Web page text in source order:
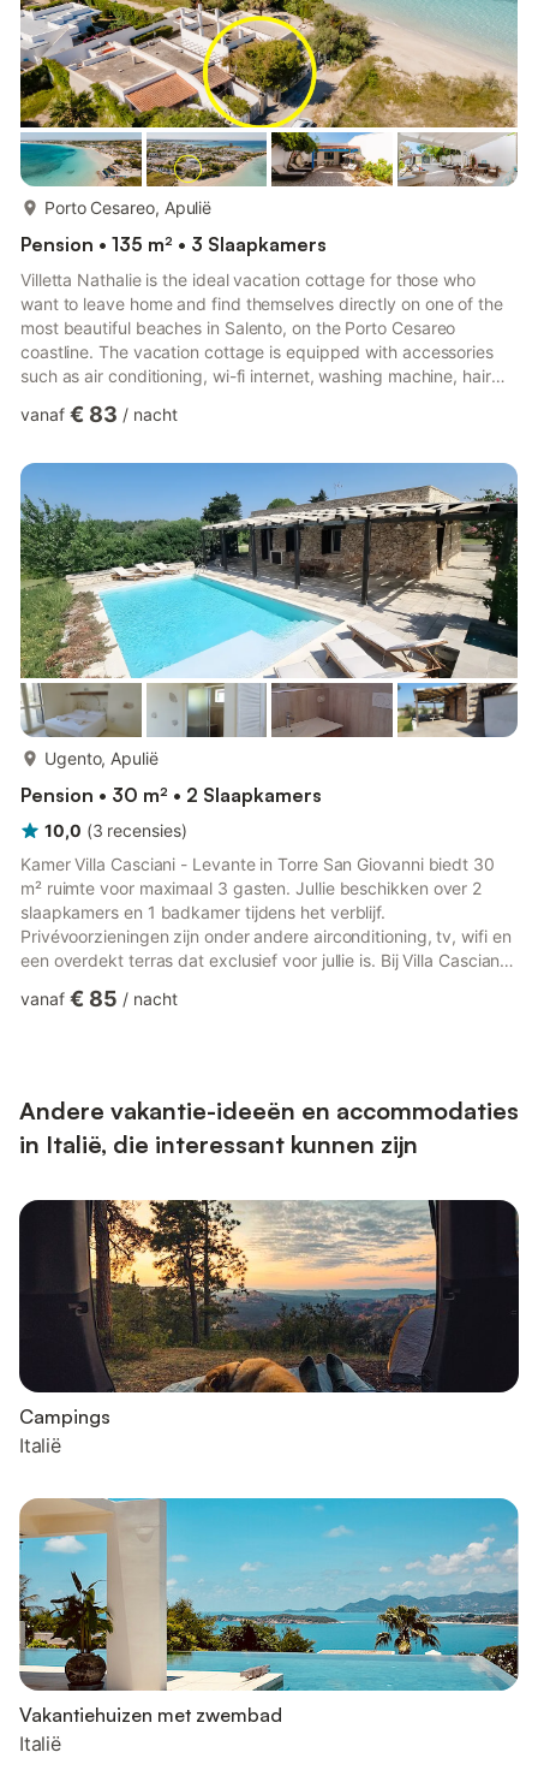
Porto Cesareo, Apulië
Pension • 135 m² • 3 Slaapkamers
Villetta Nathalie is the ideal vacation cottage for those who
want to leave home and find themselves directly on one of the
most beautiful beaches in Salento, on the Porto Cesareo
coastline. The vacation cottage is equipped with accessories
such as air conditioning, wi-fi internet, washing machine, hair
microwave, ceiling fans in the bedrooms. In the furnished
and barbecue for grilling. Villetta Nathalie offers up to 8 beds.
Pets allowed. Villetta Nathalie, 8-bed vacation cotta...
vanaf € 83 / nacht
Ugento, Apulië
Pension • 30 m² • 2 Slaapkamers
10,0 (3 recensies)
Kamer Villa Casciani - Levante in Torre San Giovanni biedt 30
m² ruimte voor maximaal 3 gasten. Jullie beschikken over 2
slaapkamers en 1 badkamer tijdens het verblijf.
Privévoorzieningen zijn onder andere airconditioning, tv, wifi en
een overdekt terras dat exclusief voor jullie is. Bij Villa Casciani
zoals een verwarmd zwembad, buitenzwembad, gedeelde
vanaf € 85 / nacht
Andere vakantie-ideeën en accommodaties
in Italië, die interessant kunnen zijn
Campings
Italië
Vakantiehuizen met zwembad
Italië